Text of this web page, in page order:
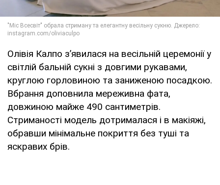
Олівія Калпо з’явилася на весільній церемонії у
світлій бальній сукні з довгими рукавами,
круглою горловиною та заниженою посадкою.
Вбрання доповнила мереживна фата,
довжиною майже 490 сантиметрів.
Стриманості модель дотрималася і в макіяжі,
обравши мінімальне покриття без туші та
яскравих брів.